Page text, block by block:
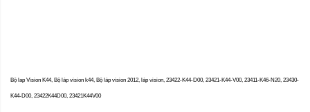
Bộ lap Vision K44, Bộ láp vision k44, Bộ láp vision 2012, láp vision, 23422-K44-D00, 23421-K44-V00, 23411-K46-N20, 23430-
K44-D00, 23422K44D00, 23421K44V00